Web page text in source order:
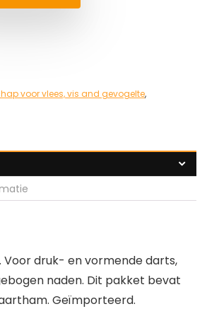
voor vlees, vis and gevogelte,
Voor druk- en vormende darts,
naden. Dit pakket bevat
Geïmporteerd.